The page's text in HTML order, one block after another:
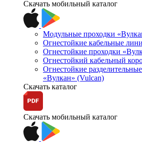
Скачать мобильный каталог
Модульные проходки
Огнестойкие кабельные
Огнестойкие проходки
Огнестойкий кабельный
Огнестойкие
«Вулкан» (Vulcan)
Скачать каталог
Скачать мобильный каталог